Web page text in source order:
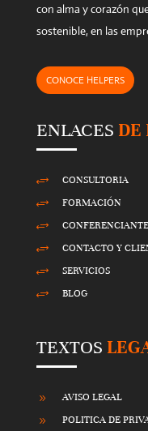
con alma y corazón
sostenible, en las
CONOCE HELPERS
ENLACES DE
+ CONSULTORIA
+ FORMACIÓN
+
+ CONTACTO Y
+ SERVICIOS
+ BLOG
TEXTOS
9 AVISO LEGAL
9 POLITICA DE